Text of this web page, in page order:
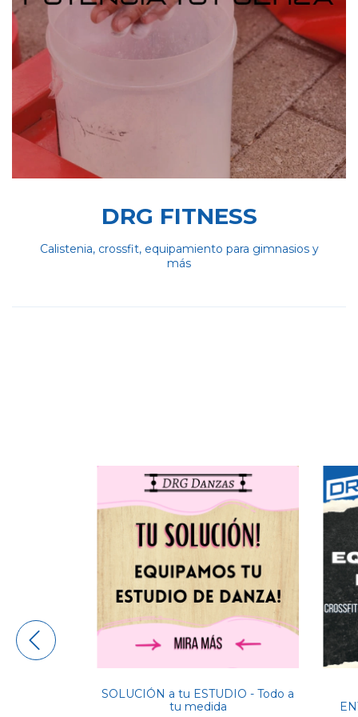
DRG FITNESS
Calistenia, crossfit, equipamiento para gimnasios y
más
SOLUCIÓN a tu ESTUDIO - Todo a
tu medida